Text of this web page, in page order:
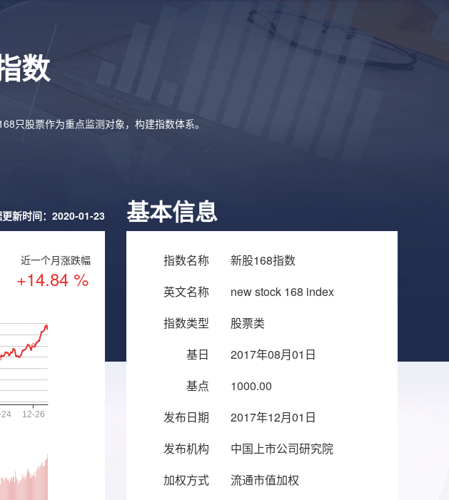
数
只股票作为重点监测对象，构建指数体系。
新时间：2020-01-23
近一个月涨跌幅
+14.84 %
基本信息
指数名称
新股168指数
英文名称
new stock 168 index
指数类型
股票类
基日
2017年08月01日
基点
1000.00
发布日期
2017年12月01日
发布机构
中国上市公司研究院
加权方式
流通市值加权